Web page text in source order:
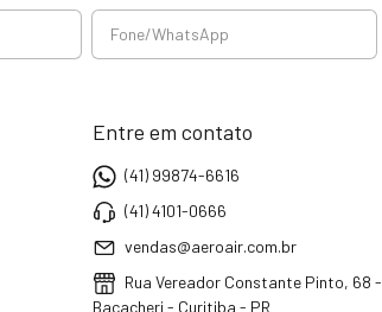
Entre em contato
(41) 99874-6616
(41) 4101-0666
vendas@aeroair.com.br
Rua Vereador Constante Pinto, 68 -
Bacacheri - Curitiba - PR